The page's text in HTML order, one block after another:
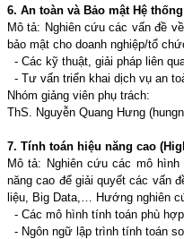
6. An toàn và Bảo mật Hệ
Mô tả: Nghiên cứu các vấn đề
bảo mật cho doanh nghiệp/tổ
- Các kỹ thuật, giải pháp liên
- Tư vấn triển khai dịch vụ an
Nhóm giảng viên phụ trách:
ThS. Nguyễn Quang Hưng
7. Tính toán hiệu năng cao
Mô tả: Nghiên cứu các mô
năng cao để giải quyết các vấn
liệu, Big Data,… Hướng nghiên
- Các mô hình tính toán phù
- Ngôn ngữ lập trình tính toán